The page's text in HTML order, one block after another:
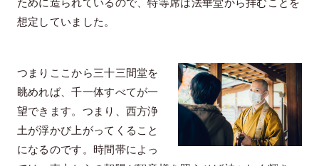
想定していました。
つまりここから三十三間堂を
眺めれば、千一体すべてが一
望できます。つまり、西方浄
土が浮かび上がってくること
になるのです。時間帯によっ